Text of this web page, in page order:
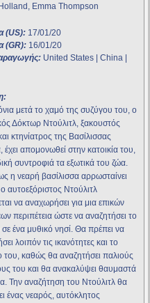
Emma Thompson
(US): 17/01/20
(GR): 16/01/20
United States | China |
μετά το χαμό της συζύγου του, ο
Δόκτωρ Ντούλιτλ, ξακουστός
κτηνίατρος της Βασίλισσας
έχει απομονωθεί στην κατοικία του,
συντροφιά τα εξωτικά του ζώα.
η νεαρή βασίλισσα αρρωσταίνει
αυτοεξόριστος Ντούλιτλ
να αναχωρήσει για μια επικών
περιπέτεια ώστε να αναζητήσει το
σε ένα μυθικό νησί. Θα πρέπει να
λοιπόν τις ικανότητες και το
του, καθώς θα αναζητήσει παλιούς
του και θα ανακαλύψει θαυμαστά
Την αναζήτηση του Ντούλιτλ θα
ένας νεαρός, αυτόκλητος